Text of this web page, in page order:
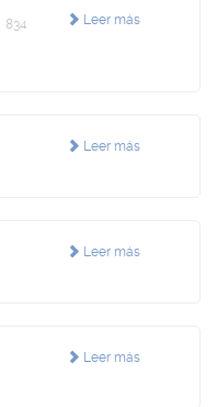
Leer más
834
Leer más
Leer más
Leer más